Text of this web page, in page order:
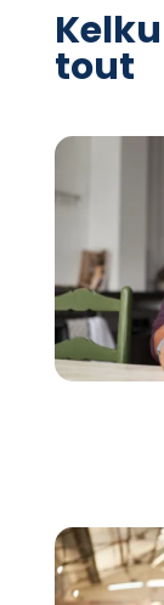
tout